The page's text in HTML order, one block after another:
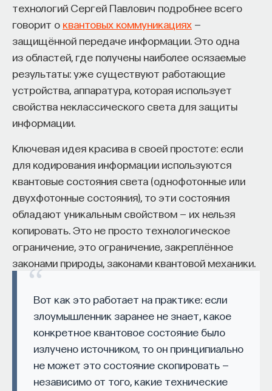
технологий Сергей Павлович подробнее всего
говорит о квантовых коммуникациях —
защищённой передаче информации. Это одна
из областей, где получены наиболее осязаемые
результаты: уже существуют работающие
устройства, аппаратура, которая использует
свойства неклассического света для защиты
информации.
Ключевая идея красива в своей простоте: если
для кодирования информации используются
квантовые состояния света (однофотонные или
двухфотонные состояния), то эти состояния
обладают уникальным свойством — их нельзя
копировать. Это не просто технологическое
ограничение, это ограничение, закреплённое
законами природы, законами квантовой механики.
Вот как это работает на практике: если
злоумышленник заранее не знает, какое
конкретное квантовое состояние было
излучено источником, то он принципиально
не может это состояние скопировать —
независимо от того, какие технические